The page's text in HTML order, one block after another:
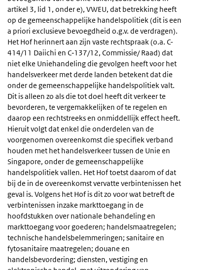
artikel 3, lid 1, onder e), VWEU, dat betrekking heeft
op de gemeenschappelijke handelspolitiek (dit is een
a priori exclusieve bevoegdheid o.g.v. de verdragen).
Het Hof herinnert aan zijn vaste rechtspraak (o.a. C-
414/11 Daiichi en C‑137/12, Commissie/ Raad) dat
niet elke Uniehandeling die gevolgen heeft voor het
handelsverkeer met derde landen betekent dat die
onder de gemeenschappelijke handelspolitiek valt.
Dit is alleen zo als die tot doel heeft dit verkeer te
bevorderen, te vergemakkelijken of te regelen en
daarop een rechtstreeks en onmiddellijk effect heeft.
Hieruit volgt dat enkel die onderdelen van de
voorgenomen overeenkomst die specifiek verband
houden met het handelsverkeer tussen de Unie en
Singapore, onder de gemeenschappelijke
handelspolitiek vallen. Het Hof toetst daarom of dat
bij de in de overeenkomst vervatte verbintenissen het
geval is. Volgens het Hof is dit zo voor wat betreft de
verbintenissen inzake markttoegang in de
hoofdstukken over nationale behandeling en
markttoegang voor goederen; handelsmaatregelen;
technische handelsbelemmeringen; sanitaire en
fytosanitaire maatregelen; douane en
handelsbevordering; diensten, vestiging en